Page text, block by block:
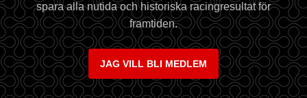
spara alla nutida och historiska racingresultat för
framtiden.
JAG VILL BLI MEDLEM